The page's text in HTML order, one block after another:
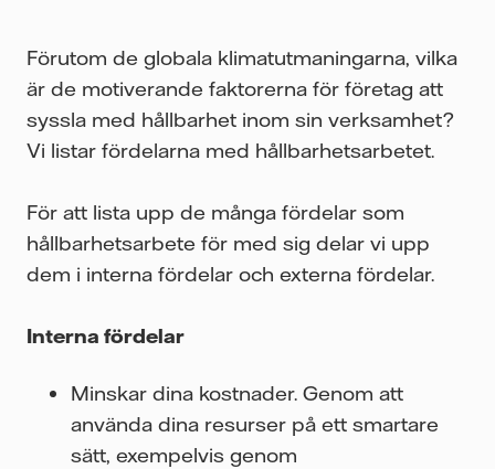
Förutom de globala klimatutmaningarna, vilka
är de motiverande faktorerna för företag att
syssla med hållbarhet inom sin verksamhet?
Vi listar fördelarna med hållbarhetsarbetet.
För att lista upp de många fördelar som
hållbarhetsarbete för med sig delar vi upp
dem i interna fördelar och externa fördelar.
Interna fördelar
Minskar dina kostnader. Genom att
använda dina resurser på ett smartare
sätt, exempelvis genom